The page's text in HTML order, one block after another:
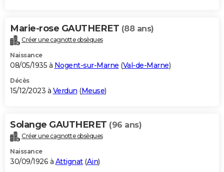
Marie-rose GAUTHERET (88 ans)
Créer une cagnotte obsèques
Naissance
08/05/1935 à Nogent-sur-Marne (Val-de-Marne)
Décès
15/12/2023 à Verdun (Meuse)
Solange GAUTHERET (96 ans)
Créer une cagnotte obsèques
Naissance
30/09/1926 à Attignat(Ain)